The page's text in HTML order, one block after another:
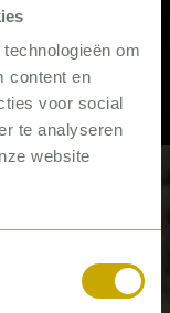
om
content en
voor social
te analyseren
website
ruimte’